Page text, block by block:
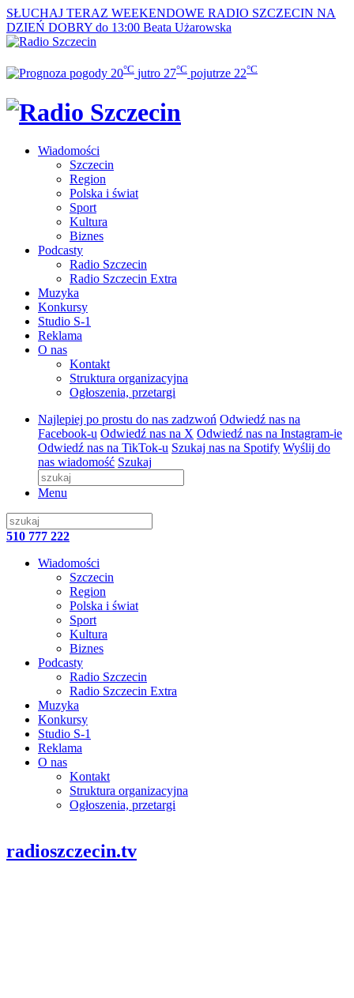
SŁUCHAJ TERAZ WEEKENDOWE RADIO SZCZECIN NA
DZIEŃ DOBRY do 13:00 Beata Użarowska
20°C jutro 27°C pojutrze 22°C
Wiadomości
Szczecin
Region
Polska i świat
Sport
Kultura
Biznes
Podcasty
Radio Szczecin
Radio Szczecin Extra
Muzyka
Konkursy
Studio S-1
Reklama
O nas
Kontakt
Struktura organizacyjna
Ogłoszenia, przetargi
Najlepiej po prostu do nas zadzwoń Odwiedź nas na
Facebook-u Odwiedź nas na X Odwiedź nas na Instagram-ie
Odwiedź nas na TikTok-u Szukaj nas na Spotify Wyślij do
nas wiadomość Szukaj
Menu
510 777 222
Wiadomości
Szczecin
Region
Polska i świat
Sport
Kultura
Biznes
Podcasty
Radio Szczecin
Radio Szczecin Extra
Muzyka
Konkursy
Studio S-1
Reklama
O nas
Kontakt
Struktura organizacyjna
Ogłoszenia, przetargi
radioszczecin.tv